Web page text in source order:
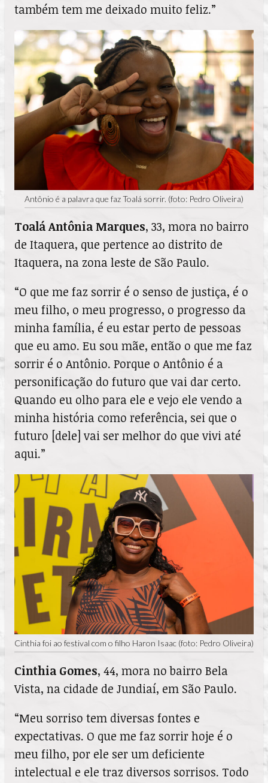
também tem me deixado muito feliz.”
Antônio é a palavra que faz Toalá sorrir. (foto: Pedro Oliveira)
Toalá Antônia Marques, 33, mora no bairro
de Itaquera, que pertence ao distrito de
Itaquera, na zona leste de São Paulo.
“O que me faz sorrir é o senso de justiça, é o
meu filho, o meu progresso, o progresso da
minha família, é eu estar perto de pessoas
que eu amo. Eu sou mãe, então o que me faz
sorrir é o Antônio. Porque o Antônio é a
personificação do futuro que vai dar certo.
Quando eu olho para ele e vejo ele vendo a
minha história como referência, sei que o
futuro [dele] vai ser melhor do que vivi até
aqui.”
Cinthia foi ao festival com o filho Haron Isaac (foto: Pedro Oliveira)
Cinthia Gomes, 44, mora no bairro Bela
Vista, na cidade de Jundiaí, em São Paulo.
“Meu sorriso tem diversas fontes e
expectativas. O que me faz sorrir hoje é o
meu filho, por ele ser um deficiente
intelectual e ele traz diversos sorrisos. Todo